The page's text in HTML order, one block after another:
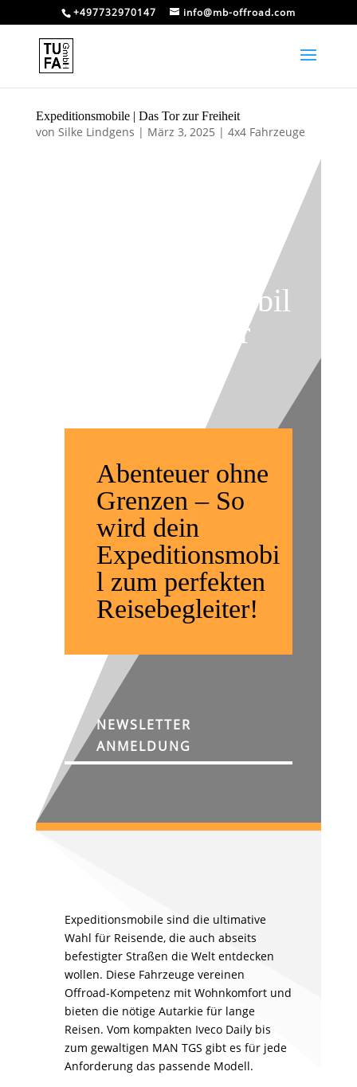
+497732970147 info@mb-offroad.com
Expeditionsmobile | Das Tor zur Freiheit
von Silke Lindgens | März 3, 2025 | 4x4 Fahrzeuge
Expeditionsmobil
e | Das Tor zur
Abenteuer ohne
Grenzen – So
wird dein
Expeditionsmobi
l zum perfekten
Reisebegleiter!
NEWSLETTER
ANMELDUNG
Expeditionsmobile sind die ultimative
Wahl für Reisende, die auch abseits
befestigter Straßen die Welt entdecken
wollen. Diese Fahrzeuge vereinen
Offroad-Kompetenz mit Wohnkomfort und
bieten die nötige Autarkie für lange
Reisen. Vom kompakten Iveco Daily bis
zum gewaltigen MAN TGS gibt es für jede
Anforderung das passende Modell.